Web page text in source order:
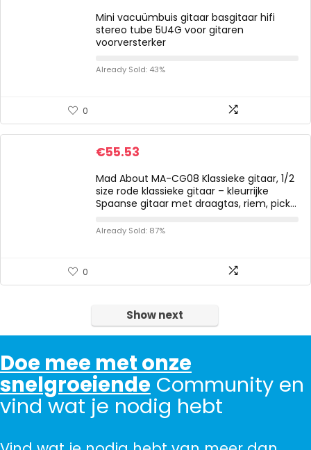
Mini vacuümbuis gitaar basgitaar hifi
stereo tube 5U4G voor gitaren
voorversterker
Already Sold: 43%
0
€55.53
Mad About MA-CG08 Klassieke gitaar, 1/2
size rode klassieke gitaar – kleurrijke
Spaanse gitaar met draagtas, riem, pick…
Already Sold: 87%
0
Show next
Doe mee met onze
snelgroeiende Community en
vind wat je nodig hebt